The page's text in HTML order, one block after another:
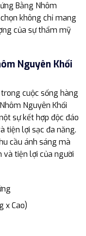
Bằng Nhôm
không chỉ mang
của sự thẩm mỹ
Nguyên Khối
cuộc sống hàng
Nguyên Khối
sự kết hợp độc đáo
tiện lợi sạc đa năng.
cầu ánh sáng mà
và tiện lợi của người
x Cao)